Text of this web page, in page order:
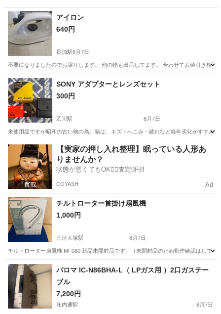
アイロン
640円
長浦駅8月7日
不要になりましたのでお譲りします。 他の物も出品してます。 合わせてお値引き相談
愛知 知多市 生活家電
SONY アダプターとレンズセット
300円
乙川駅 8月7日
未使用品ですが昭和の古い物の為、箱は、キズ・へこみ・破れなど経年劣化がすすん
愛知 半田市 乙川駅 カメラ アダプター
【実家の押し入れ整理】眠っている人形あ
りませんか？
状態が悪くてもOK🙆‍♀️査定0円‼️
COYASH Ad
チルトローター首掛け扇風機
1,000円
三河大塚駅 8月7日
チルトローター扇風機 MF080 新品未開封品です。（未開封品のため動作確認はして
愛知 蒲郡市 三河大塚駅 季節、空調家電
パロマ IC-N86BHA-L（ LPガス用 ）2口ガステー
ブル
7,200円
庄内通駅 8月7日